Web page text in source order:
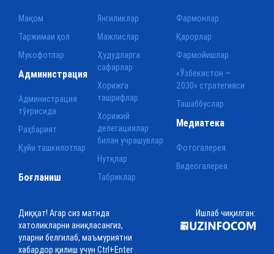
Мақом
Таржимаи ҳол
Мукофотлар
Янгиликлар
Мажлислар
Ҳудудларга
сафарлар
Хорижга
ташрифлар
Хорижий
делегациялар
билан учрашувлар
Нутқлар
Табриклар
Фармонлар
Қарорлар
Фармойишлар
«Ўзбекистон —
2030» стратегияси
Ташаббуслар
Администрация
Администрация
тўғрисида
Раҳбарият
Қуйи ташкилотлар
Медиатека
Фотогалерея
Видеогалерея
Боғланиш
Диққат! Агар сиз матнда
хатоликларни аниқласангиз,
уларни белгилаб, маъмуриятни
хабардор қилиш учун Ctrl+Enter
Ишлаб чиқилган: